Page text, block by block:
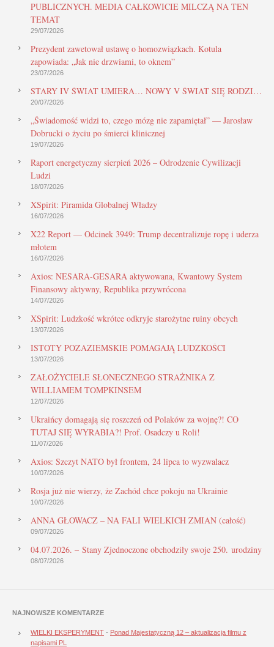
PUBLICZNYCH. MEDIA CAŁKOWICIE MILCZĄ NA TEN
TEMAT
29/07/2026
Prezydent zawetował ustawę o homozwiązkach. Kotula
zapowiada: „Jak nie drzwiami, to oknem”
23/07/2026
STARY IV ŚWIAT UMIERA… NOWY V ŚWIAT SIĘ RODZI…
20/07/2026
„Świadomość widzi to, czego mózg nie zapamiętał” — Jarosław
Dobrucki o życiu po śmierci klinicznej
19/07/2026
Raport energetyczny sierpień 2026 – Odrodzenie Cywilizacji
Ludzi
18/07/2026
XSpirit: Piramida Globalnej Władzy
16/07/2026
X22 Report — Odcinek 3949: Trump decentralizuje ropę i uderza
młotem
16/07/2026
Axios: NESARA-GESARA aktywowana, Kwantowy System
Finansowy aktywny, Republika przywrócona
14/07/2026
XSpirit: Ludzkość wkrótce odkryje starożytne ruiny obcych
13/07/2026
ISTOTY POZAZIEMSKIE POMAGAJĄ LUDZKOŚCI
13/07/2026
ZAŁOŻYCIELE SŁONECZNEGO STRAŻNIKA Z
WILLIAMEM TOMPKINSEM
12/07/2026
Ukraińcy domagają się roszczeń od Polaków za wojnę?! CO
TUTAJ SIĘ WYRABIA?! Prof. Osadczy u Roli!
11/07/2026
Axios: Szczyt NATO był frontem, 24 lipca to wyzwalacz
10/07/2026
Rosja już nie wierzy, że Zachód chce pokoju na Ukrainie
10/07/2026
ANNA GŁOWACZ – NA FALI WIELKICH ZMIAN (całość)
09/07/2026
04.07.2026. – Stany Zjednoczone obchodziły swoje 250. urodziny
08/07/2026
NAJNOWSZE KOMENTARZE
WIELKI EKSPERYMENT - Ponad Majestatyczną 12 – aktualizacja filmu z
napisami PL